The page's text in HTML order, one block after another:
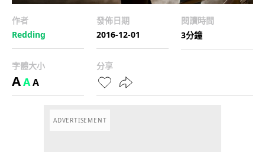
作者
Redding
發佈日期
2016-12-01
閱讀時間
3分鐘
字體大小
AAA
分享
ADVERTISEMENT